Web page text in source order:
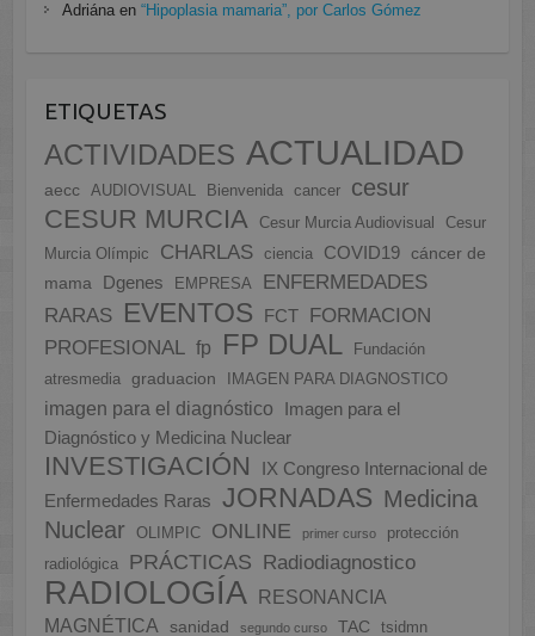
Adriánaen “Hipoplasia mamaria”, por Carlos Gómez
ETIQUETAS
ACTIVIDADES ACTUALIDAD
aecc AUDIOVISUAL Bienvenida cancer cesur
CESUR MURCIA Cesur Murcia Audiovisual
Cesur
Murcia Olímpic
CHARLAS ciencia COVID19
cáncer de
mama
Dgenes EMPRESA
ENFERMEDADES
RARAS EVENTOS FCT
FORMACION
PROFESIONAL fp FP DUAL
Fundación
atresmedia
graduacion IMAGEN PARA DIAGNOSTICO
imagen para el diagnóstico
Imagen para el
Diagnóstico y Medicina Nuclear
INVESTIGACIÓN
IX Congreso Internacional de
Enfermedades Raras
JORNADAS Medicina
Nuclear
OLIMPIC ONLINE primer curso
protección
radiológica
PRÁCTICAS Radiodiagnostico
RADIOLOGÍA
RESONANCIA
MAGNÉTICA
sanidad segundo curso TAC tsidmn